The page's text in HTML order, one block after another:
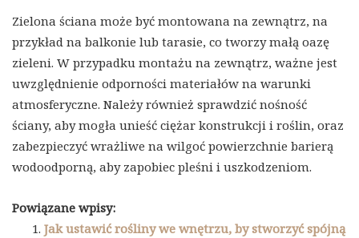
Zielona ściana może być montowana na zewnątrz, na
przykład na balkonie lub tarasie, co tworzy małą oazę
zieleni. W przypadku montażu na zewnątrz, ważne jest
uwzględnienie odporności materiałów na warunki
atmosferyczne. Należy również sprawdzić nośność
ściany, aby mogła unieść ciężar konstrukcji i roślin, oraz
zabezpieczyć wrażliwe na wilgoć powierzchnie barierą
wodoodporną, aby zapobiec pleśni i uszkodzeniom.
Powiązane wpisy:
Jak ustawić rośliny we wnętrzu, by stworzyć spójną